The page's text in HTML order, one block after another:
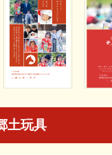
土玩具